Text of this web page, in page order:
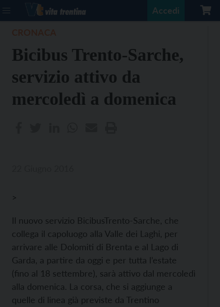
Accedi
Bicibus Trento-Sarche,
servizio attivo da
mercoledì a domenica
>
Il nuovo servizio BicibusTrento-Sarche, che
collega il capoluogo alla Valle dei Laghi, per
arrivare alle Dolomiti di Brenta e al Lago di
Garda, a partire da oggi e per tutta l’estate
(fino al 18 settembre), sarà attivo dal mercoledì
alla domenica. La corsa, che si aggiunge a
quelle di linea già previste da Trentino